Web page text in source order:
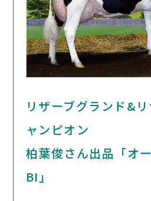
リザーブグランド&
ャンピオン
柏葉俊さん出品「オ
BI」